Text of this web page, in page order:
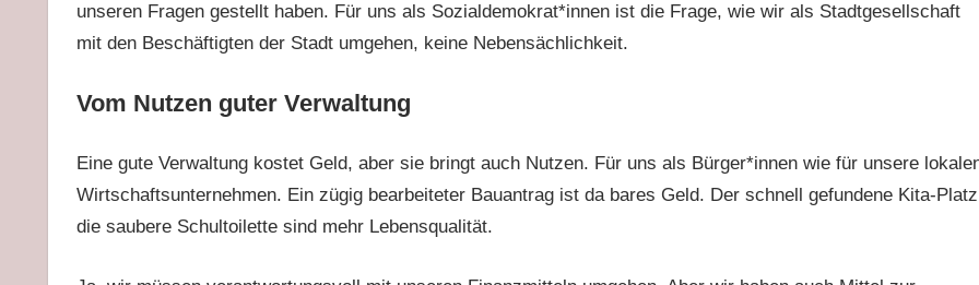
unseren Fragen gestellt haben. Für uns als Sozialdemokrat*innen ist die Frage, wie wir als Stadtgesellschaft
mit den Beschäftigten der Stadt umgehen, keine Nebensächlichkeit.
Vom Nutzen guter Verwaltung
Eine gute Verwaltung kostet Geld, aber sie bringt auch Nutzen. Für uns als Bürger*innen wie für unsere
Wirtschaftsunternehmen. Ein zügig bearbeiteter Bauantrag ist da bares Geld. Der schnell gefundene Kita-
die saubere Schultoilette sind mehr Lebensqualität.